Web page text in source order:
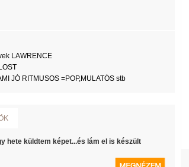
LAWRENCE
JÓ RITMUSOS =POP,MULATÓS stb
hete küldtem képet...és lám el is készült